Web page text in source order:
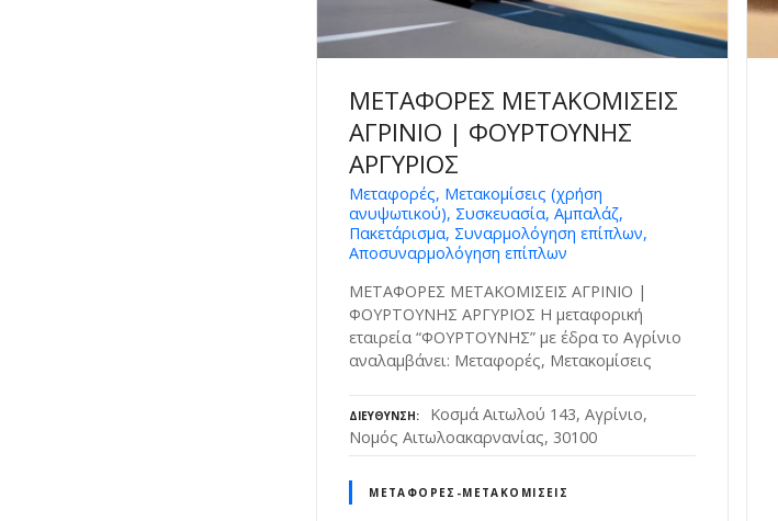
ΜΕΤΑΦΟΡΕΣ ΜΕΤΑΚΟΜΙΣΕΙΣ
ΑΓΡΙΝΙΟ | ΦΟΥΡΤΟΥΝΗΣ
ΑΡΓΥΡΙΟΣ
Μεταφορές, Μετακομίσεις (χρήση
ανυψωτικού), Συσκευασία, Αμπαλάζ,
Πακετάρισμα, Συναρμολόγηση επίπλων,
Αποσυναρμολόγηση επίπλων
ΜΕΤΑΦΟΡΕΣ ΜΕΤΑΚΟΜΙΣΕΙΣ ΑΓΡΙΝΙΟ |
ΦΟΥΡΤΟΥΝΗΣ ΑΡΓΥΡΙΟΣ Η μεταφορική
εταιρεία “ΦΟΥΡΤΟΥΝΗΣ” με έδρα το Αγρίνιο
αναλαμβάνει: Μεταφορές, Μετακομίσεις
ΔΙΕΎΘΥΝΣΗ
Κοσμά Αιτωλού 143, Αγρίνιο,
Νομός Αιτωλοακαρνανίας, 30100
ΜΕΤΑΦΟΡΈΣ-ΜΕΤΑΚΟΜΊΣΕΙΣ